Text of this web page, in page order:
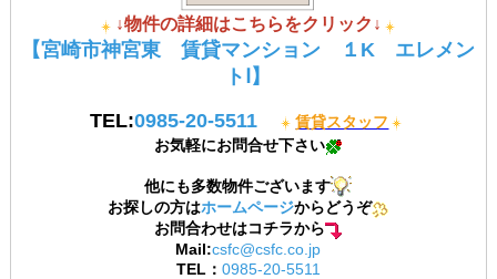
↓物件の詳細はこちらをクリック↓
【宮崎市神宮東 賃貸マンション １K エレメン
トⅠ】
TEL:0985-20-5511
賃貸スタッフ
お気軽にお問合せ下さい
他にも多数物件ございます
お探しの方はホームページからどうぞ
お問合わせはコチラから
Mail:csfc@csfc.co.jp
TEL： 0985-20-5511